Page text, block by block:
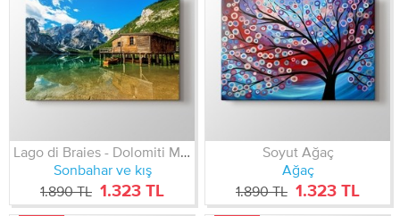
Lago di Braies - Dolomiti Mountains - Italy
Sonbahar ve kış
1.890 TL 1.323 TL
Soyut Ağaç
Ağaç
1.890 TL 1.323 TL